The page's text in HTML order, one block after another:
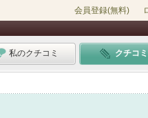
会員登録(無料)
私のクチコミ クチコ